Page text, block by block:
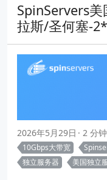
SpinServers
拉斯/圣何塞-
2026年5月29日 2 分
10Gbps大带宽
独立服务器
美国独立